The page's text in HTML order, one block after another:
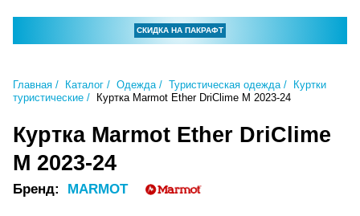
СКИДКА НА ПАКРАФТ
Главная Каталог Одежда Туристическая одежда
Куртки
туристические
Куртка Marmot Ether DriClime M 2023-24
Куртка Marmot Ether DriClime
M 2023-24
Бренд: MARMOT